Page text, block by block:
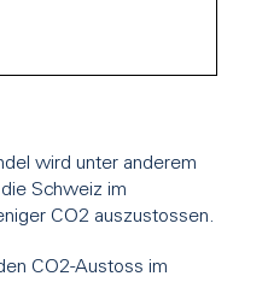
wird unter anderem
Schweiz im
CO2 auszustossen.
CO2-Austoss im